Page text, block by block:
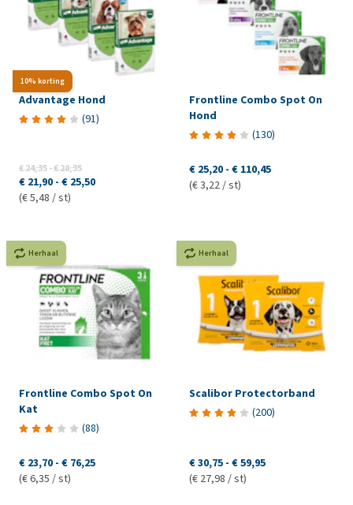
10% korting
Advantage Hond
(91)
€ 24,35-€ 28,35
€ 21,90 - € 25,50
(€ 5,48 / st)
Frontline Combo Spot On
Hond
(130)
€ 25,20 - € 110,45
(€ 3,22 / st)
Herhaal
Frontline Combo Spot On
Kat
(88)
€ 23,70 - € 76,25
(€ 6,35 / st)
Herhaal
Scalibor Protectorband
(200)
€ 30,75 - € 59,95
(€ 27,98 / st)